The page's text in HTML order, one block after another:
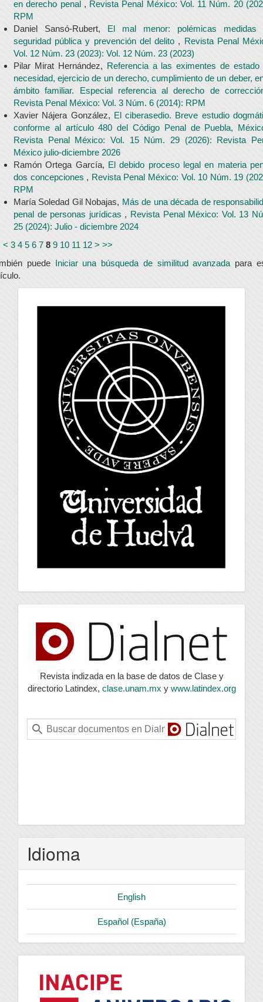
en derecho penal , Revista Penal México: Vol. 11 Núm. 20
RPM
Daniel Sansó-Rubert, El mal menor: polémicas medidas
seguridad pública y prevención del delito , Revista Penal
Vol. 12 Núm. 23 (2023): Vol. 12 Núm. 23 (2023)
Pilar Mirat Hernández, Referencia a las eximentes de estado
necesidad, ejercicio de un derecho, cumplimiento de un deber,
ámbito familiar. Especial referencia al derecho de
Revista Penal México: Vol. 3 Núm. 6 (2014): RPM
Xavier Nájera González, El ciberasedio. Breve estudio
conforme al artículo 480 del Código Penal de Puebla,
Revista Penal México: Vol. 15 Núm. 29 (2026): Revista
México julio-diciembre 2026
Ramón Ortega García, El debido proceso legal en materia
dos concepciones , Revista Penal México: Vol. 10 Núm. 19
RPM
María Soledad Gil Nobajas, Más de una década de
penal de personas jurídicas , Revista Penal México: Vol. 13
25 (2024): Julio - diciembre 2024
< 3 4 5 6 7 8 9 10 11 12 > >>
puede Iniciar una búsqueda de similitud avanzada para
universidad
index
Revista indizada en la base de datos de Clase y
directorio Latindex, clase.unam.mx y www.latindex.org
Idioma
English
Español (España)
logo